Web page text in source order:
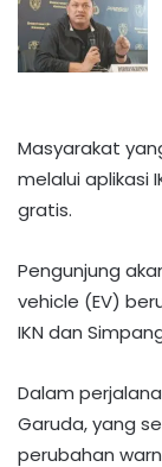
Masyarakat
melalui aplikasi
gratis.
Pengunjung
vehicle (EV)
IKN dan
Dalam
Garuda, yang
perubahan